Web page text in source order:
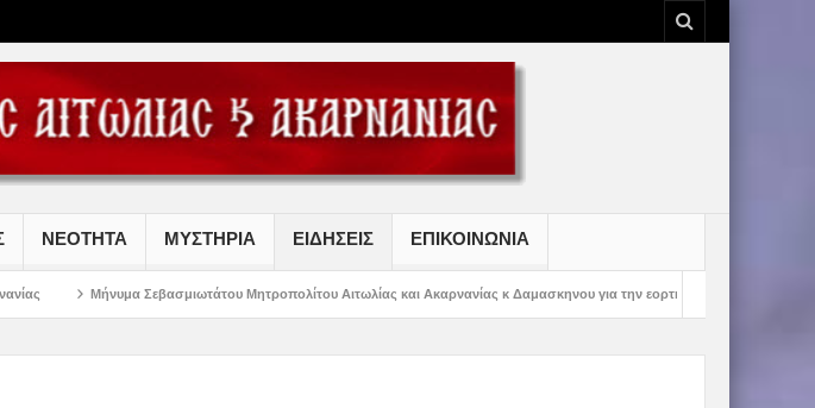
ΝΕΟΤΗΤΑ ΜΥΣΤΗΡΙΑ ΕΙΔΗΣΕΙΣ ΕΠΙΚΟΙΝΩΝΙΑ
Σεβασμιωτάτου Μητροπολίτου Αιτωλίας και Ακαρνανίας κ Δαμασκηνου για την εορτή της Μετραμορφώσεως του Κυρίου